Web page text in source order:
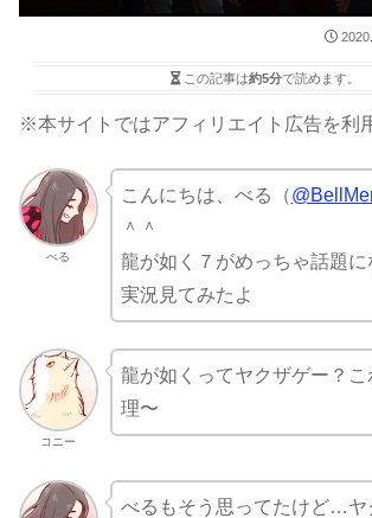
この記事は約5分で読めます。
※本サイトではアフィリエイト広告を利
べる
こんにちは、べる（
＾＾
龍が如く７がめっちゃ話題に
実況見てみたよ
コニー
龍が如くってヤクザゲー？
理〜
べるもそう思ってたけど…ヤ